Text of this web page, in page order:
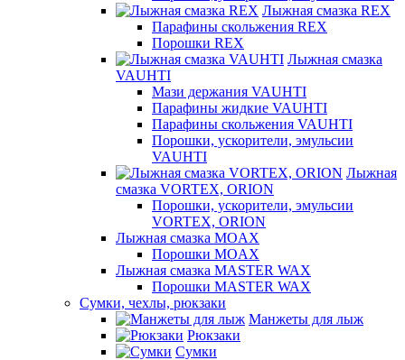
Лыжная смазка REX
Парафины скольжения REX
Порошки REX
Лыжная смазка
VAUHTI
Мази держания VAUHTI
Парафины жидкие VAUHTI
Парафины скольжения VAUHTI
Порошки, ускорители, эмульсии
VAUHTI
Лыжная
смазка VORTEX, ORION
Порошки, ускорители, эмульсии
VORTEX, ORION
Лыжная смазка MOAX
Порошки MOAX
Лыжная смазка MASTER WAX
Порошки MASTER WAX
Сумки, чехлы, рюкзаки
Манжеты для лыж
Рюкзаки
Сумки